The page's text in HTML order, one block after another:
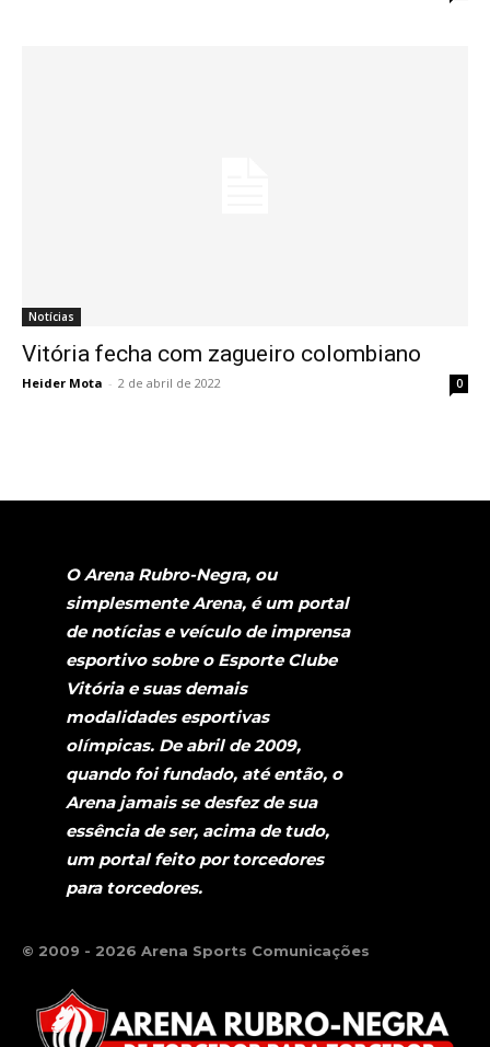
Notícias
Vitória fecha com zagueiro colombiano
Heider Mota - 2 de abril de 2022 0
O Arena Rubro-Negra, ou
simplesmente Arena, é um portal
de notícias e veículo de imprensa
esportivo sobre o Esporte Clube
Vitória e suas demais
modalidades esportivas
olímpicas. De abril de 2009,
quando foi fundado, até então, o
Arena jamais se desfez de sua
essência de ser, acima de tudo,
um portal feito por torcedores
para torcedores.
© 2009 - 2026 Arena Sports Comunicações